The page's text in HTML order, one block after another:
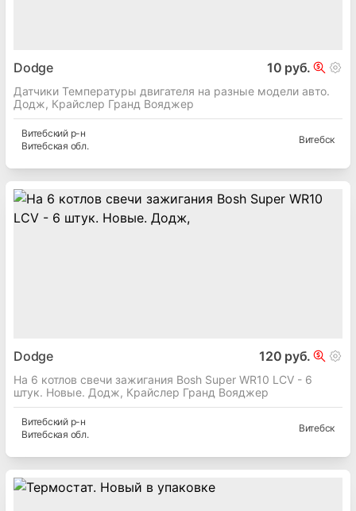
Dodge 10 руб.
Датчики Температуры двигателя на разные модели авто.
Додж, Крайслер Гранд Вояджер
Витебскийр-н
Витебская обл.
Витебск
Dodge 120 руб.
На 6 котлов свечи зажигания Bosh Super WR10 LCV - 6
штук. Новые. Додж, Крайслер Гранд Вояджер
Витебскийр-н
Витебская обл.
Витебск